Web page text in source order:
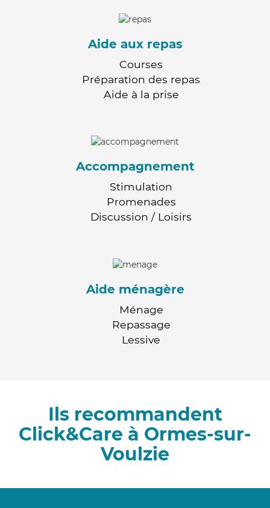
Aide aux repas
Courses
Préparation des repas
Aide à la prise
Accompagnement
Stimulation
Promenades
Discussion / Loisirs
Aide ménagère
Ménage
Repassage
Lessive
Ils recommandent
Click&Care à Ormes-sur-
Voulzie